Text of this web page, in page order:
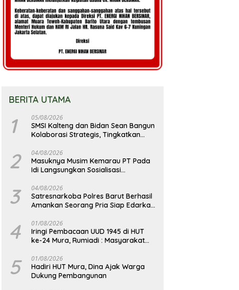
BERITA UTAMA
1 05/08/2026
SMSI Kalteng dan Bidan Sean Bangun
Kolaborasi Strategis, Tingkatkan
2 04/08/2026
Masuknya Musim Kemarau PT Pada
Idi Langsungkan Sosialisasi
3 04/08/2026
Satresnarkoba Polres Barut Berhasil
Amankan Seorang Pria Siap Edarkan
Gram
4 01/08/2026
Iringi Pembacaan UUD 1945 di HUT
ke-24 Mura, Rumiadi : Masyarakat
yang Lebih Besar
5 01/08/2026
Hadiri HUT Mura, Dina Ajak Warga
Dukung Pembangunan